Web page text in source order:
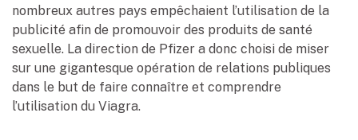
nombreux autres pays empêchaient l’utilisation de la
publicité afin de promouvoir des produits de santé
sexuelle. La direction de Pfizer a donc choisi de miser
sur une gigantesque opération de relations publiques
dans le but de faire connaître et comprendre
l’utilisation du Viagra.